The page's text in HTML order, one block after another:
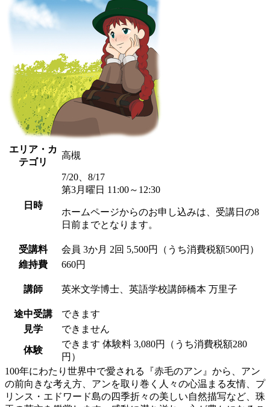
エリア・カ
テゴリ
高槻
日時
7/20、8/17
第3月曜日 11:00～12:30
ホームページからのお申し込みは、受講日の8
日前までとなります。
受講料 会員 3か月 2回 5,500円（うち消費税額500円）
維持費
660円
講師 英米文学博士、英語学校講師橋本 万里子
途中受講
できます
見学
できません
体験
できます 体験料 3,080円（うち消費税額280
円）
100年にわたり世界中で愛される『赤毛のアン』から、アン
の前向きな考え方、アンを取り巻く人々の心温まる友情、プ
リンス・エドワード島の四季折々の美しい自然描写など、珠